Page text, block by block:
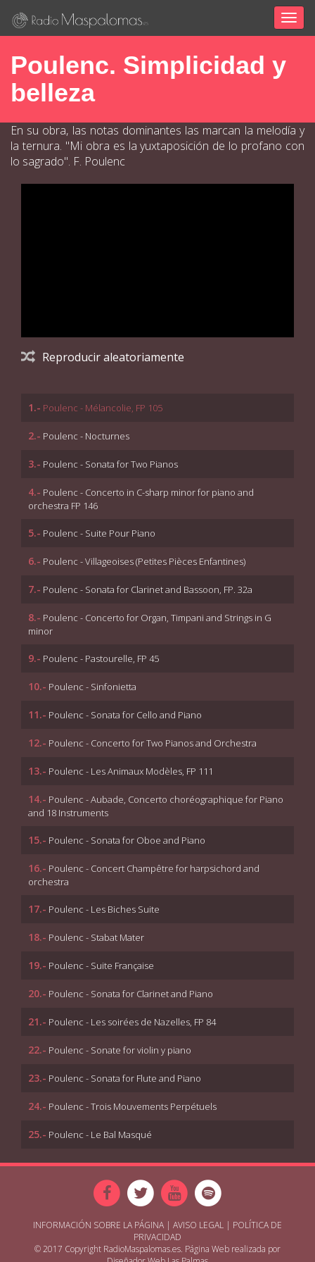
Poulenc. Simplicidad y
belleza
En su obra, las notas dominantes las marcan la melodía y
la ternura. "Mi obra es la yuxtaposición de lo profano con
lo sagrado". F. Poulenc
Reproducir aleatoriamente
1.- Poulenc - Mélancolie, FP 105
2.- Poulenc - Nocturnes
3.- Poulenc - Sonata for Two Pianos
4.- Poulenc - Concerto in C-sharp minor for piano and
orchestra FP 146
5.- Poulenc - Suite Pour Piano
6.- Poulenc - Villageoises (Petites Pièces Enfantines)
7.- Poulenc - Sonata for Clarinet and Bassoon, FP. 32a
8.- Poulenc - Concerto for Organ, Timpani and Strings in G
minor
9.- Poulenc - Pastourelle, FP 45
10.- Poulenc - Sinfonietta
11.- Poulenc - Sonata for Cello and Piano
12.- Poulenc - Concerto for Two Pianos and Orchestra
13.- Poulenc - Les Animaux Modèles, FP 111
14.- Poulenc - Aubade, Concerto choréographique for Piano
and 18 Instruments
15.- Poulenc - Sonata for Oboe and Piano
16.- Poulenc - Concert Champêtre for harpsichord and
orchestra
17.- Poulenc - Les Biches Suite
18.- Poulenc - Stabat Mater
19.- Poulenc - Suite Française
20.- Poulenc - Sonata for Clarinet and Piano
21.- Poulenc - Les soirées de Nazelles, FP 84
22.- Poulenc - Sonate for violin y piano
23.- Poulenc - Sonata for Flute and Piano
24.- Poulenc - Trois Mouvements Perpétuels
25.- Poulenc - Le Bal Masqué
INFORMACIÓN SOBRE LA PÁGINA | AVISO LEGAL | POLÍTICA DE
PRIVACIDAD
© 2017 Copyright RadioMaspalomas.es. Página Web realizada por